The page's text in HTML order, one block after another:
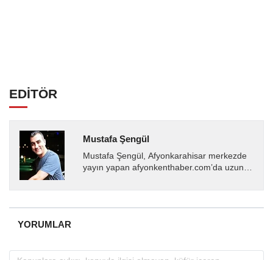
EDİTÖR
Mustafa Şengül
Mustafa Şengül, Afyonkarahisar merkezde
yayın yapan afyonkenthaber.com’da uzun
almakta, haber akışı...
YORUMLAR